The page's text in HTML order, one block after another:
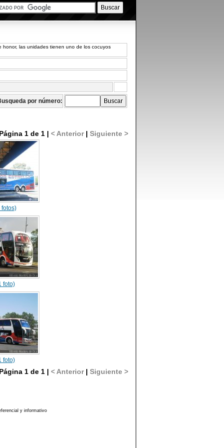
honor, las unidades tienen uno de los cocuyos
por número:
Página 1 de 1 |< Anterior|Siguiente >
fotos)
foto)
foto)
Página 1 de 1 |< Anterior|Siguiente >
y informativo